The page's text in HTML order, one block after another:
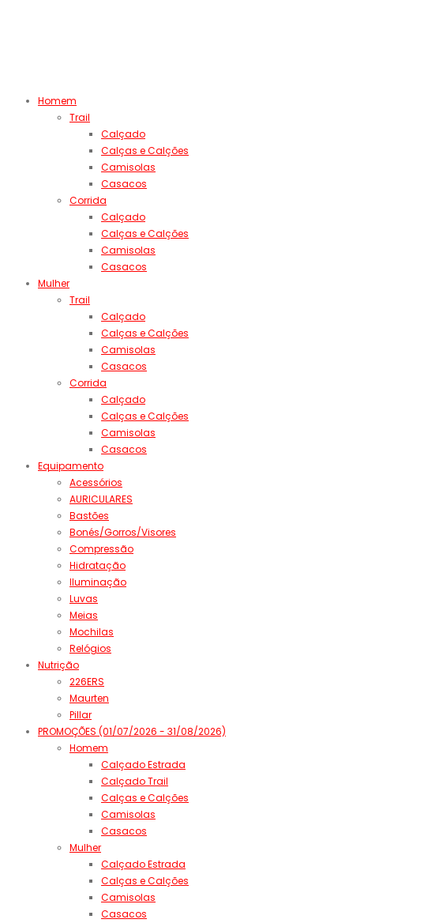
Homem
Trail
Calçado
Calças e Calções
Camisolas
Casacos
Corrida
Calçado
Calças e Calções
Camisolas
Casacos
Mulher
Trail
Calçado
Calças e Calções
Camisolas
Casacos
Corrida
Calçado
Calças e Calções
Camisolas
Casacos
Equipamento
Acessórios
AURICULARES
Bastões
Bonés/Gorros/Visores
Compressão
Hidratação
Iluminação
Luvas
Meias
Mochilas
Relógios
Nutrição
226ERS
Maurten
Pillar
PROMOÇÕES (01/07/2026 - 31/08/2026)
Homem
Calçado Estrada
Calçado Trail
Calças e Calções
Camisolas
Casacos
Mulher
Calçado Estrada
Calças e Calções
Camisolas
Casacos